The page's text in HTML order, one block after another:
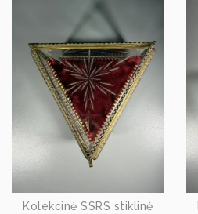
Kolekcinė SSRS stiklinė